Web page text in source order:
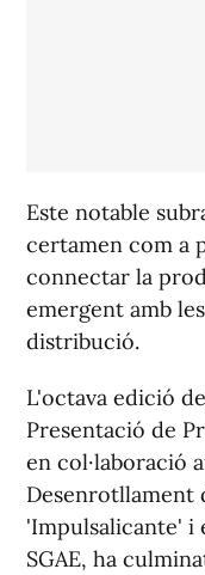
Este notable
certamen com a
connectar la
emergent amb
distribució.
L'octava edició
Presentació de
en col·laboració
Desenrotllament
'Impulsalicante' i
SGAE, ha